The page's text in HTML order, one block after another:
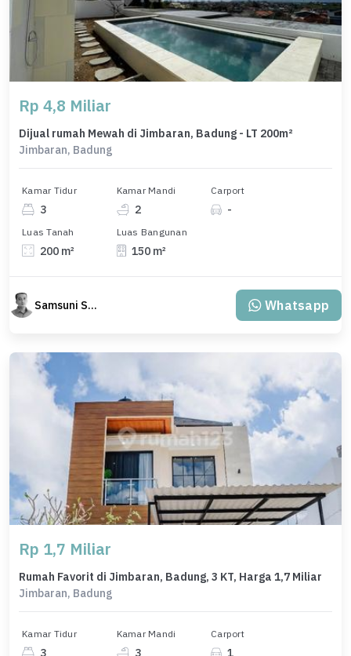
Rp 4,8 Miliar
Dijual rumah Mewah di Jimbaran, Badung - LT 200m²
Jimbaran, Badung
Kamar Tidur
3
Kamar Mandi
2
Carport
-
Luas Tanah
200 m²
Luas Bangunan
150 m²
Samsuni Samsuni Whatsapp
Rp 1,7 Miliar
Rumah Favorit di Jimbaran, Badung, 3 KT, Harga 1,7 Miliar
Jimbaran, Badung
Kamar Tidur
3
Kamar Mandi
3
Carport
1